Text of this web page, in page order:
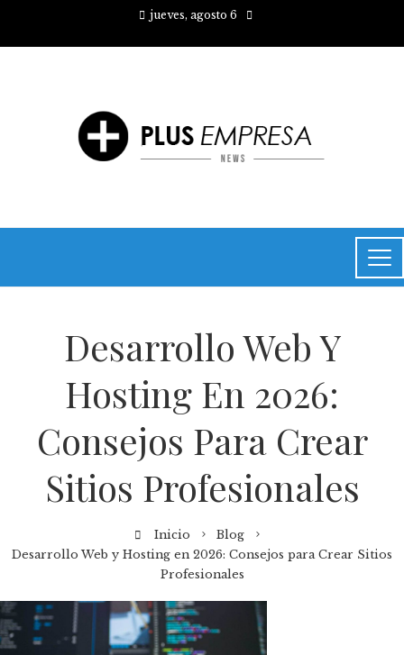
jueves, agosto 6
Desarrollo Web Y
Hosting En 2026:
Consejos Para Crear
Sitios Profesionales
Inicio
Blog
Desarrollo Web y Hosting en 2026: Consejos para Crear Sitios
Profesionales